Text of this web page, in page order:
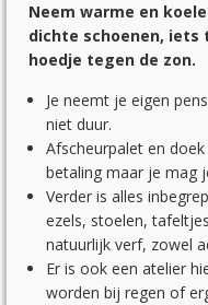
Neem warme en
dichte schoenen,
hoedje tegen de zon.
Je neemt je eigen
niet duur.
Afscheurpalet en
betaling maar je mag
Verder is alles
ezels, stoelen,
natuurlijk verf, zowel
Er is ook een atelier
worden bij regen of